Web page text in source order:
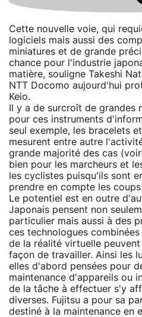
Cette nouvelle voie, qui
logiciels mais aussi des
miniatures et de grande
chance pour l'industrie
matière, souligne Takeshi
NTT Docomo aujourd'hui
Keio.
Il y a de surcroît de grandes
pour ces instruments
seul exemple, les bracelets
mesurent entre autre
grande majorité des cas
bien pour les marcheurs et
les cyclistes puisqu'ils sont
prendre en compte les
Le potentiel est en outre
Japonais pensent non
particulier mais aussi à des
ces technologues
de la réalité virtuelle
façon de travailler. Ainsi les
elles d'abord pensées pour
maintenance d'appareils ou
de la tâche à effectuer s'y
diverses. Fujitsu a pour sa
destiné à la maintenance en